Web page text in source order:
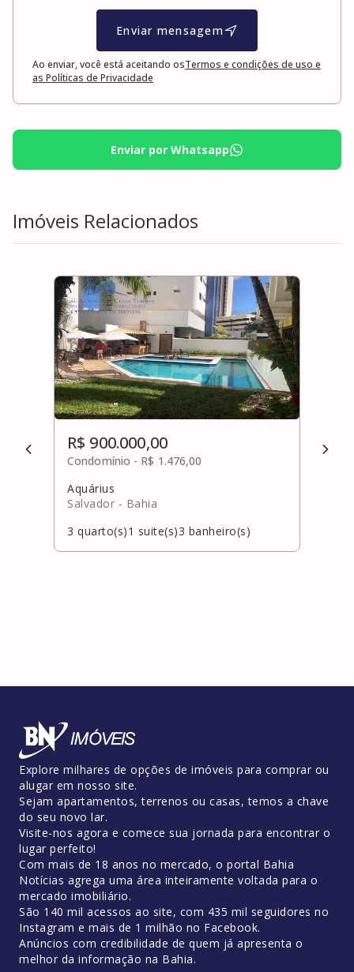
Enviar mensagem
Ao enviar, você está aceitando osTermos e condições de uso e
as Políticas de Privacidade
Enviar por Whatsapp
Imóveis Relacionados
R$ 900.000,00
Condomínio - R$ 1.476,00
Aquárius
Salvador - Bahia
3 quarto(s)1 suite(s)3 banheiro(s)
R$
Explore milhares de opções de imóveis para comprar ou
alugar em nosso site.
Sejam apartamentos, terrenos ou casas, temos a chave
do seu novo lar.
Visite-nos agora e comece sua jornada para encontrar o
lugar perfeito!
Com mais de 18 anos no mercado, o portal Bahia
Notícias agrega uma área inteiramente voltada para o
mercado imobiliário.
São 140 mil acessos ao site, com 435 mil seguidores no
Instagram e mais de 1 milhão no Facebook.
Anúncios com credibilidade de quem já apresenta o
melhor da informação na Bahia.